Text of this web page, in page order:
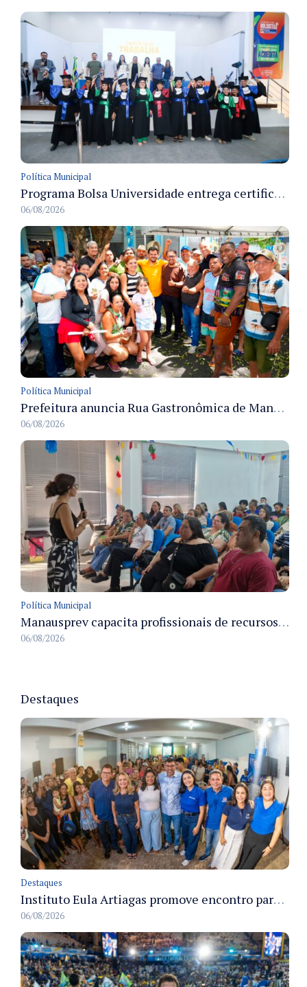
Política Municipal
Programa Bolsa Universidade entrega certificados a formandos em Manaus na sede do Executivo municipal
06/08/2026
Política Municipal
Prefeitura anuncia Rua Gastronômica de Manaus e garante alternativas para 54 ambulantes cadastrados
06/08/2026
Política Municipal
Manausprev capacita profissionais de recursos humanos para agilizar concessão de aposentadorias no município
06/08/2026
Destaques
Destaques
Instituto Eula Artiagas promove encontro para discutir melhorias para o bairro Petrópolis
06/08/2026